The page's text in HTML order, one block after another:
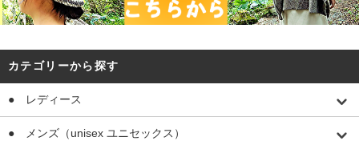
カテゴリーから探す
● レディース
● メンズ（unisex ユニセックス）